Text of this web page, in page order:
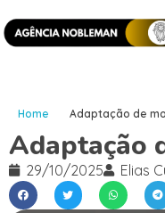
Home Adaptação de
Adaptação
29/10/2025 Elias